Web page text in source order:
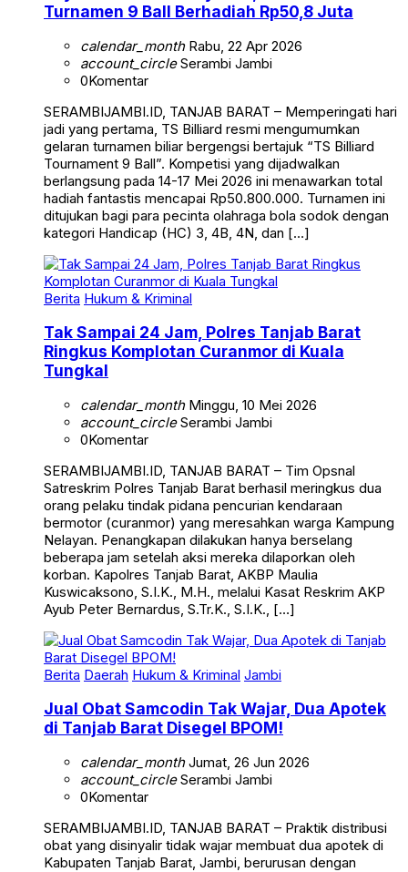
Turnamen 9 Ball Berhadiah Rp50,8 Juta
calendar_monthRabu, 22 Apr 2026
account_circleSerambi Jambi
0Komentar
SERAMBIJAMBI.ID, TANJAB BARAT – Memperingati hari
jadi yang pertama, TS Billiard resmi mengumumkan
gelaran turnamen biliar bergengsi bertajuk “TS Billiard
Tournament 9 Ball”. Kompetisi yang dijadwalkan
berlangsung pada 14-17 Mei 2026 ini menawarkan total
hadiah fantastis mencapai Rp50.800.000. Turnamen ini
ditujukan bagi para pecinta olahraga bola sodok dengan
kategori Handicap (HC) 3, 4B, 4N, dan […]
Berita Hukum & Kriminal
Tak Sampai 24 Jam, Polres Tanjab Barat
Ringkus Komplotan Curanmor di Kuala
Tungkal
calendar_monthMinggu, 10 Mei 2026
account_circleSerambi Jambi
0Komentar
SERAMBIJAMBI.ID, TANJAB BARAT – Tim Opsnal
Satreskrim Polres Tanjab Barat berhasil meringkus dua
orang pelaku tindak pidana pencurian kendaraan
bermotor (curanmor) yang meresahkan warga Kampung
Nelayan. Penangkapan dilakukan hanya berselang
beberapa jam setelah aksi mereka dilaporkan oleh
korban. Kapolres Tanjab Barat, AKBP Maulia
Kuswicaksono, S.I.K., M.H., melalui Kasat Reskrim AKP
Ayub Peter Bernardus, S.Tr.K., S.I.K., […]
Berita Daerah Hukum & Kriminal Jambi
Jual Obat Samcodin Tak Wajar, Dua Apotek
di Tanjab Barat Disegel BPOM!
calendar_monthJumat, 26 Jun 2026
account_circleSerambi Jambi
0Komentar
SERAMBIJAMBI.ID, TANJAB BARAT – Praktik distribusi
obat yang disinyalir tidak wajar membuat dua apotek di
Kabupaten Tanjab Barat, Jambi, berurusan dengan